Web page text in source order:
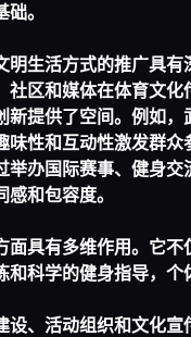
。
生活方式的推广具
区和媒体在体育文
提供了空间。例如
性和互动性激发群众
办国际赛事、健身
和包容度。
具有多维作用。它
科学的健身指导，
、活动组织和文化